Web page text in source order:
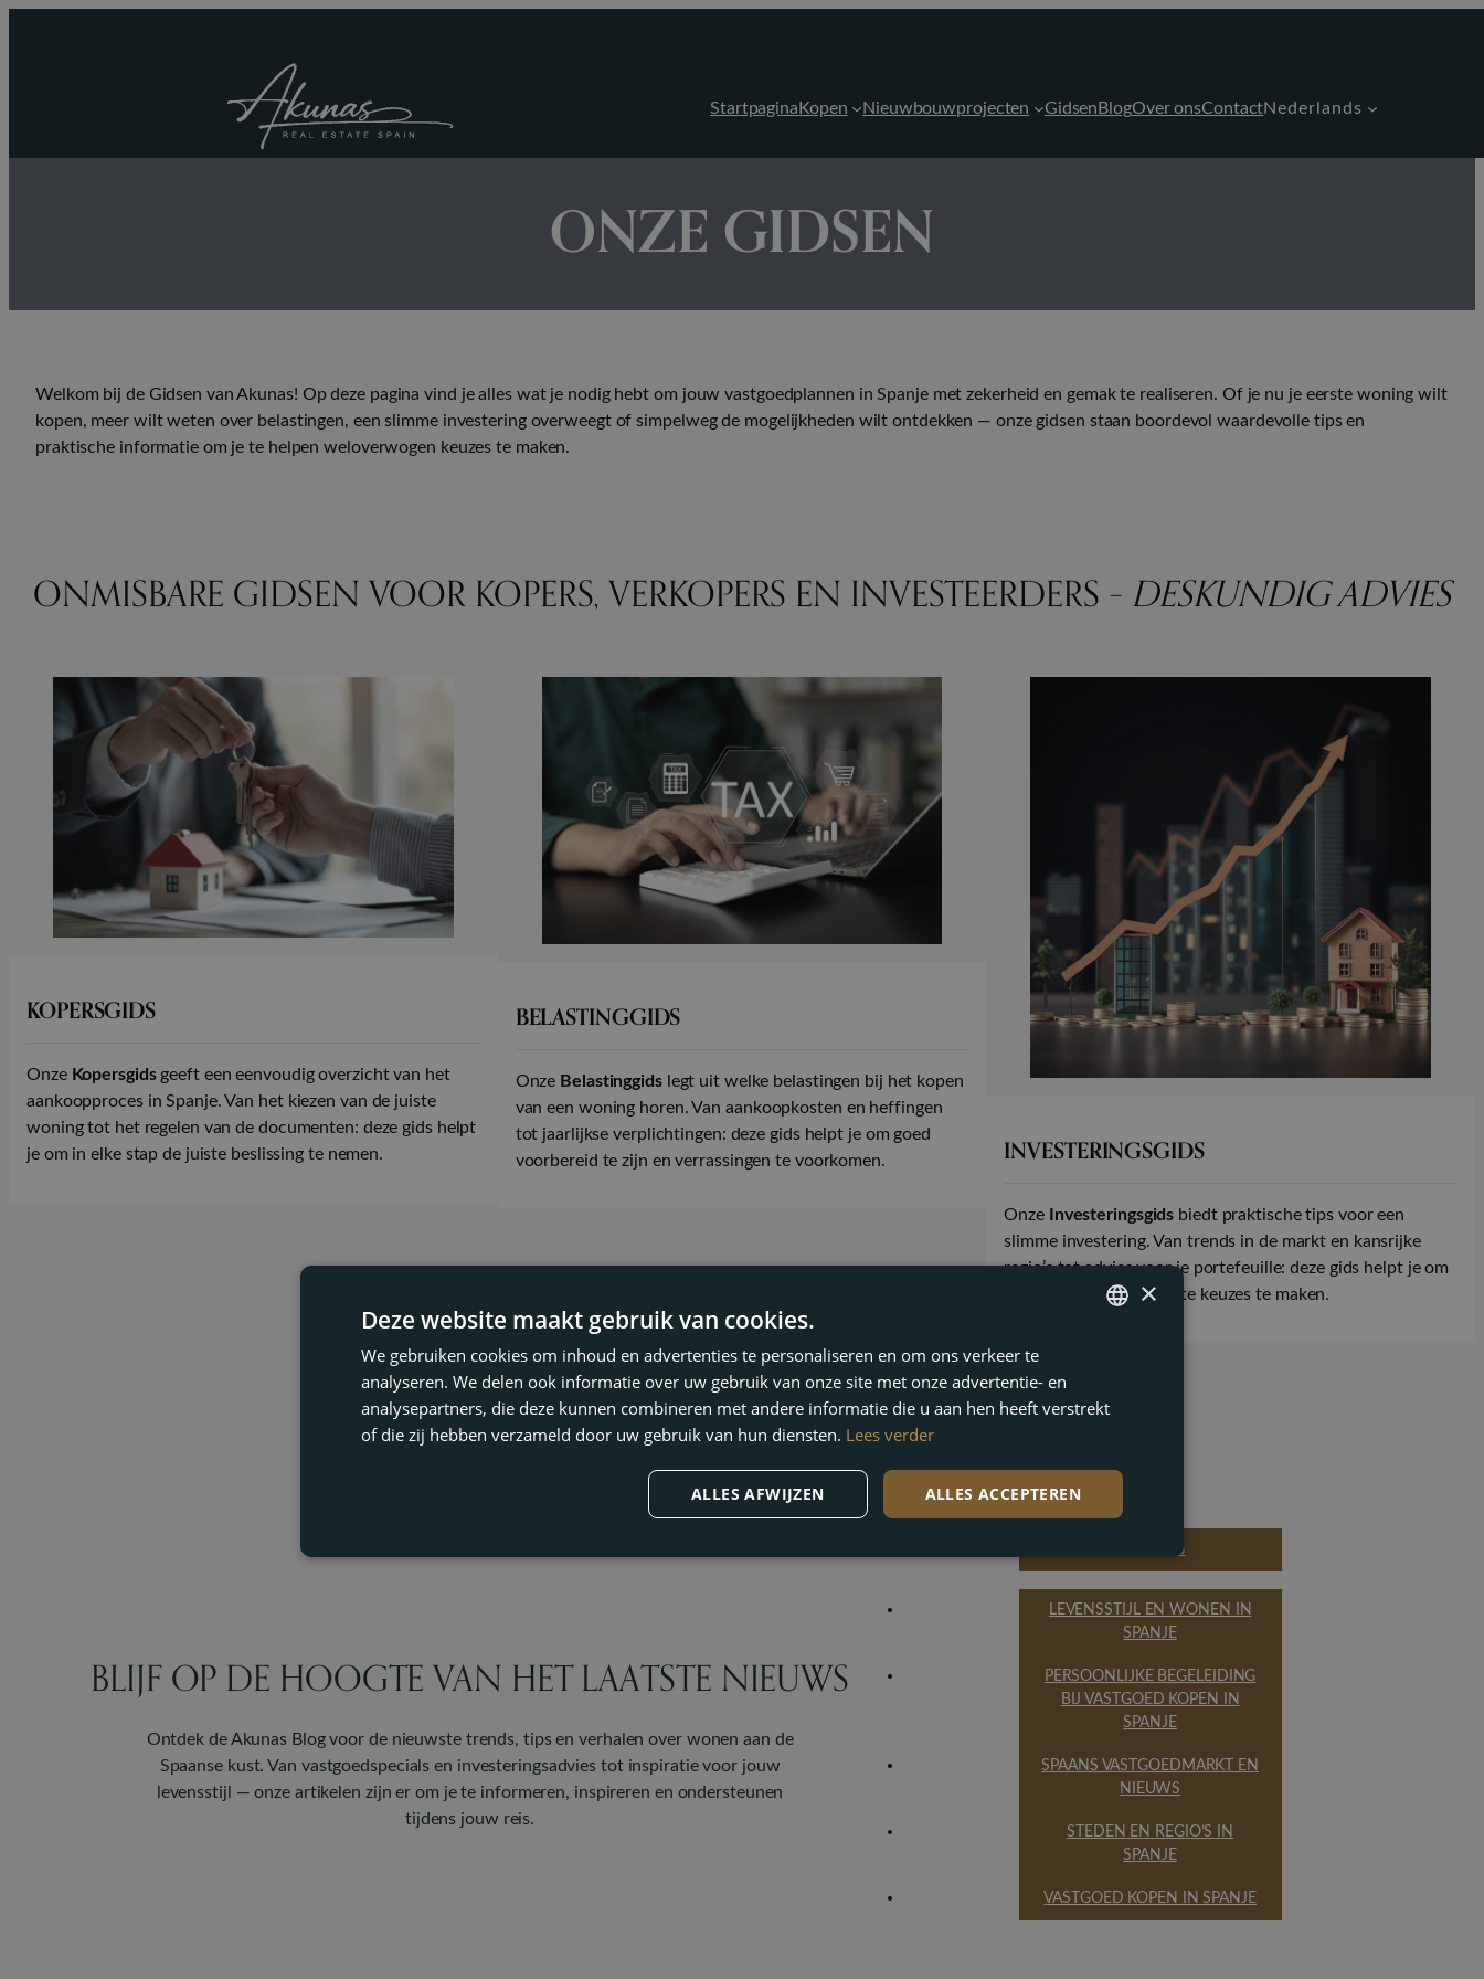
Startpagina Kopen Nieuwbouwprojecten Gidsen BlogOver onsContactNederlands
ONZE GIDSEN
Welkom bij de Gidsen van Akunas! Op deze pagina vind je alles wat je nodig hebt om jouw vastgoedplannen in Spanje met zekerheid en gemak te realiseren. Of je nu je eerste woning wilt
kopen, meer wilt weten over belastingen, een slimme investering overweegt of simpelweg de mogelijkheden wilt ontdekken — onze gidsen staan boordevol waardevolle tips en
praktische informatie om je te helpen weloverwogen keuzes te maken.
ONMISBARE GIDSEN VOOR KOPERS, VERKOPERS EN INVESTEERDERS –DESKUNDIG ADVIES
KOPERSGIDS
Onze Kopersgidsgeeft een eenvoudig overzicht van het
aankoopproces in Spanje. Van het kiezen van de juiste
woning tot het regelen van de documenten: deze gids helpt
je om in elke stap de juiste beslissing te nemen.
BELASTINGGIDS
Onze Belastinggidslegt uit welke belastingen bij het kopen
van een woning horen. Van aankoopkosten en heffingen
tot jaarlijkse verplichtingen: deze gids helpt je om goed
voorbereid te zijn en verrassingen te voorkomen.
INVESTERINGSGIDS
Onze Investeringsgids biedt praktische tips voor een
slimme investering. Van trends in de markt en kansrijke
regio’s tot advies voor je portefeuille: deze gids helpt je om
met vertrouwen de juiste keuzes te maken.
BLIJF OP DE HOOGTE VAN HET LAATSTE NIEUWS
Ontdek de Akunas Blog voor de nieuwste trends, tips en verhalen over wonen aan de
Spaanse kust. Van vastgoedspecials en investeringsadvies tot inspiratie voor jouw
levensstijl — onze artikelen zijn er om je te informeren, inspireren en ondersteunen
tijdens jouw reis.
ALL BLOG
LEVENSSTIJL EN WONEN IN
SPANJE
PERSOONLIJKE BEGELEIDING
BIJ VASTGOED KOPEN IN
SPANJE
SPAANS VASTGOEDMARKT EN
NIEUWS
STEDEN EN REGIO’S IN
SPANJE
VASTGOED KOPEN IN SPANJE
×
Deze website maakt gebruik van cookies.
We gebruiken cookies om inhoud en advertenties te personaliseren en om ons verkeer te
analyseren. We delen ook informatie over uw gebruik van onze site met onze advertentie- en
analysepartners, die deze kunnen combineren met andere informatie die u aan hen heeft verstrekt
of die zij hebben verzameld door uw gebruik van hun diensten. Lees verder
ALLES ACCEPTEREN
ALLES AFWIJZEN